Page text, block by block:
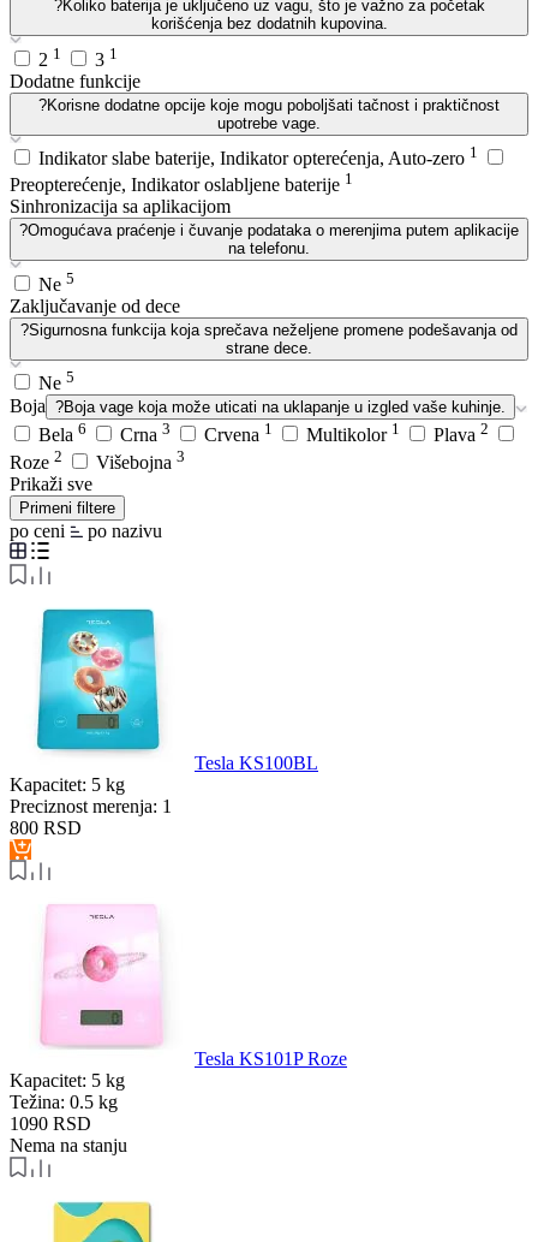
?Koliko baterija je uključeno uz vagu, što je važno za početak
korišćenja bez dodatnih kupovina.
2 1 3 1
Dodatne funkcije
?Korisne dodatne opcije koje mogu poboljšati tačnost i praktičnost
upotrebe vage.
Indikator slabe baterije, Indikator opterećenja, Auto-zero 1
Preopterećenje, Indikator oslabljene baterije 1
Sinhronizacija sa aplikacijom
?Omogućava praćenje i čuvanje podataka o merenjima putem aplikacije
na telefonu.
Ne 5
Zaključavanje od dece
?Sigurnosna funkcija koja sprečava neželjene promene podešavanja od
strane dece.
Ne 5
Boja ?Boja vage koja može uticati na uklapanje u izgled vaše kuhinje.
Bela 6 Crna 3 Crvena 1 Multikolor 1 Plava 2
Roze 2 Višebojna 3
Prikaži sve
Primeni filtere
po ceni po nazivu
Tesla KS100BL
Kapacitet: 5 kg
Preciznost merenja: 1
800 RSD
Tesla KS101P Roze
Kapacitet: 5 kg
Težina: 0.5 kg
1090 RSD
Nema na stanju